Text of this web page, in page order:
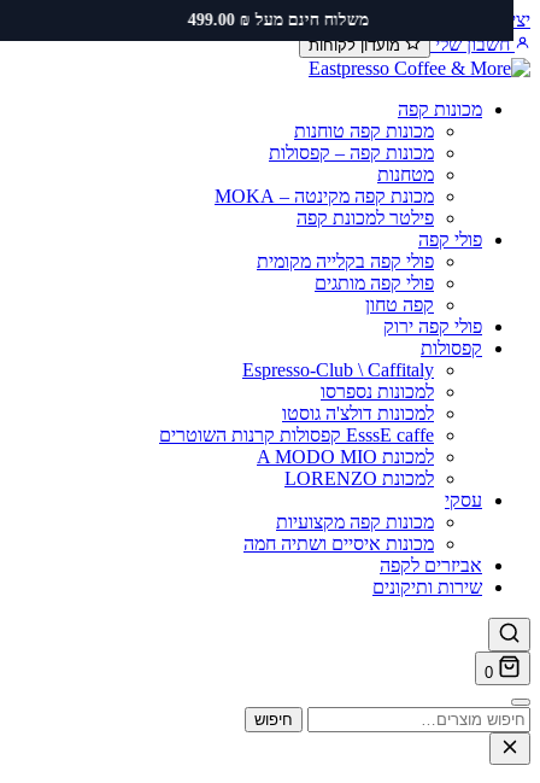
משלוח חינם מעל ₪ 499.00 קשר שירות ותיקונים תקנון משלוחים
חשבון שלי
מועדון לקוחות
מכונות קפה
מכונות קפה טוחנות
מכונות קפה – קפסולות
מטחנות
מכונת קפה מקינטה – MOKA
פילטר למכונת קפה
פולי קפה
פולי קפה בקלייה מקומית
פולי קפה מותגים
קפה טחון
פולי קפה ירוק
קפסולות
Espresso-Club \ Caffitaly
למכונות נספרסו
למכונות דולצ'ה גוסטו
EsssE caffe קפסולות קרנות השוטרים
למכונת A MODO MIO
למכונת LORENZO
עסקי
מכונות קפה מקצועיות
מכונות איסיים ושתיה חמה
אביזרים לקפה
שירות ותיקונים
0
חיפוש